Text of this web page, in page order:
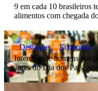
9 em cada 10 brasileiros
alimentos com chegada
Destaque
Economia
Interesse de homens por
antes do Dia dos Pais,